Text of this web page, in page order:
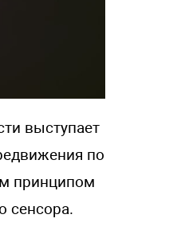
выступает
по
принципом
сенсора.